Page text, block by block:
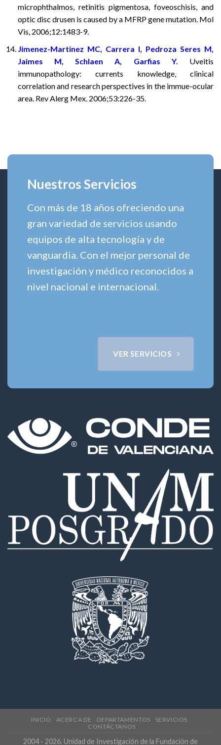
microphthalmos, retinitis pigmentosa, foveoschisis, and
optic disc drusen is caused by a MFRP gene mutation. Mol
Vis, 2006;12:1483-9.
Jimenez-Martinez MC, Carrera I, Pedroza Seres M,
Jaimes M, Schlaen A, Garfias Y.
Uveitis
immunopathology: currents knowledge, clinical
correlation and research perspectives in the immue-ocular
area. Rev Alerg Mex. 2006;53:226-35.
Nuestros Servicios
Con más de 18 años ofreciendo una
gran variedad de servicios usando
equipos de alta tecnología y de
vanguardia. Con el mejor personal de
investigación y médico reconocidos a
nivel nacional e internacional.
VER SERVICIOS
INICIO ACERCA DE DEPARTAMENTOS
SERVICIOS
CONTÁCTANOS
2004 - 2026. Unidad de Investigación de la Fundación de